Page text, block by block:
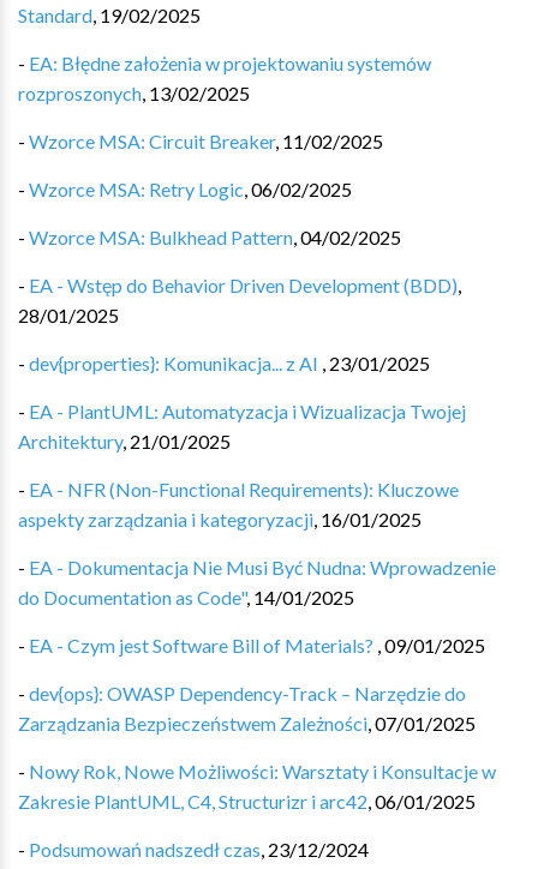
Standard, 19/02/2025
- EA: Błędne założenia w projektowaniu systemów
rozproszonych, 13/02/2025
- Wzorce MSA: Circuit Breaker, 11/02/2025
- Wzorce MSA: Retry Logic,06/02/2025
- Wzorce MSA: Bulkhead Pattern,04/02/2025
- EA - Wstęp do Behavior Driven Development (BDD),
28/01/2025
- dev{properties}: Komunikacja... z AI , 23/01/2025
- EA - PlantUML: Automatyzacja i Wizualizacja Twojej
Architektury, 21/01/2025
- EA - NFR (Non-Functional Requirements): Kluczowe
aspekty zarządzania i kategoryzacji, 16/01/2025
- EA - Dokumentacja Nie Musi Być Nudna: Wprowadzenie
do Documentation as Code", 14/01/2025
- EA - Czym jest Software Bill of Materials? ,09/01/2025
- dev{ops}: OWASP Dependency-Track – Narzędzie do
Zarządzania Bezpieczeństwem Zależności,07/01/2025
- Nowy Rok, Nowe Możliwości: Warsztaty i Konsultacje w
Zakresie PlantUML, C4, Structurizr i arc42,06/01/2025
- Podsumowań nadszedł czas, 23/12/2024